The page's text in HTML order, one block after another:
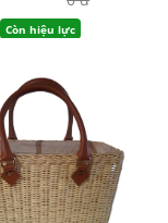
Còn hiệu lực